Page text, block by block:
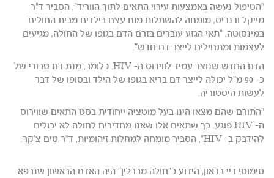
"הטיפול נעשה באמצעות עירוי התאים לתוך הווריד", הסביר ד"ר
מייקל ורנריס, מומחה להשתלות מוח עצם בילדים מבית החולים
במינסוטה. "תאי הגזע עוברים בזרם הדם בגופו של החולה, מגיעים
לעצמות ומתחילים לייצר דם חדש".
הדם החדש שנוצר עמיד לווירוס ה- HIV. כלומר, מנת דם טבורי של
כ- 90 מ"ל יכולה לייצר דם בריא בגופו של הילד ובסופו של דבר
לעשות היסטוריה.
"התורם שהם מצאו הינו בעל מוטציה ייחודית בסט התאים שווירוס
ה- HIV פוגע. כך שתאים אלו שאנו מחדירים לחולה לא יכולים
להידבק ב- HIV", הסביר מומחה למחלות זיהומיות, ד"ר טים צ'קר.
טימוטי ריי בראון, הידוע כ"חולה מברלין" היה האדם הראשון שנרפא